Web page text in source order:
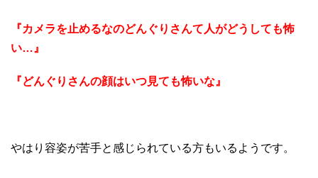
『カメラを止めるなのどんぐりさんて人がどうしても怖
い…』
『どんぐりさんの顔はいつ見ても怖いな』
やはり容姿が苦手と感じられている方もいるようです。